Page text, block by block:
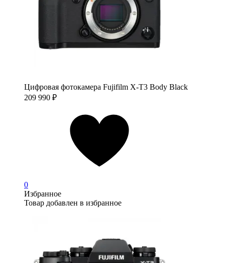
Цифровая фотокамера Fujifilm X-T3 Body Black
209 990 ₽
0
Избранное
Товар добавлен в избранное